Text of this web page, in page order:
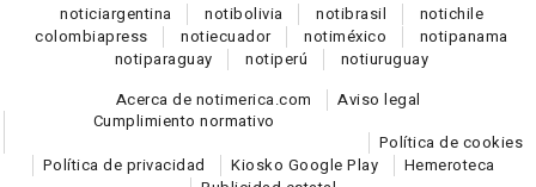
noticiargentina notibolivia notibrasil notichile
colombiapress notiecuador notiméxico notipanama
notiparaguay notiperú notiuruguay
Acerca de notimerica.com
Aviso legal
Cumplimiento normativo
Política de cookies
Política de privacidad
Kiosko Google Play
Hemeroteca